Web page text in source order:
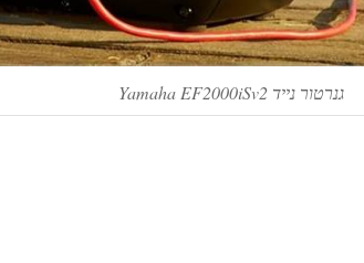
גנרטור נייד Yamaha EF2000iSv2